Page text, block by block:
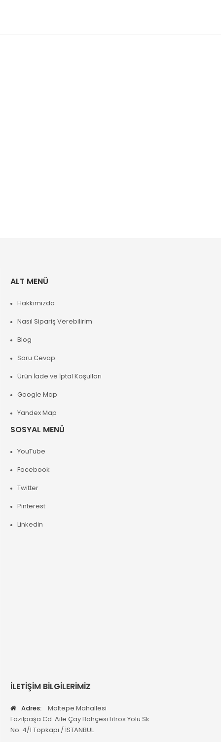
ALT MENÜ
Hakkımızda
Nasıl Sipariş Verebilirim
Blog
Soru Cevap
Ürün İade ve İptal Koşulları
Google Map
Yandex Map
SOSYAL MENÜ
YouTube
Facebook
Twitter
Pinterest
Linkedin
İLETİŞİM BİLGİLERİMİZ
Adres:
Maltepe Mahallesi
Fazılpaşa Cd. Aile Çay Bahçesi Litros Yolu Sk.
No: 4/1 Topkapı / İSTANBUL